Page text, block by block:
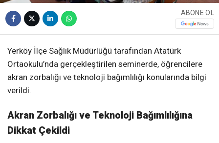
ABONE OL
Yerköy İlçe Sağlık Müdürlüğü tarafından Atatürk
Ortaokulu’nda gerçekleştirilen seminerde, öğrencilere
akran zorbalığı ve teknoloji bağımlılığı konularında bilgi
verildi.
Akran Zorbalığı ve Teknoloji Bağımlılığına
Dikkat Çekildi